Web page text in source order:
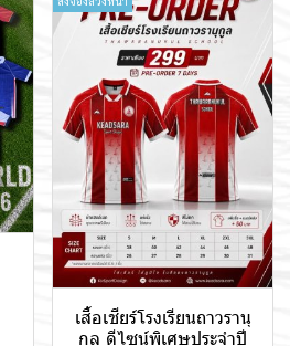
เสื้อเชียร์โรงเรียนถาวรานุ
กูล ดีไซน์พิเศษประจำปี